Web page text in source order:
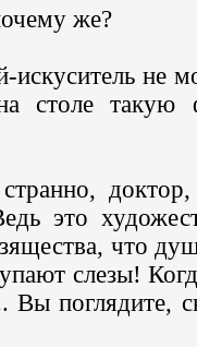
же?
не
столе такую
доктор,
это
что
слезы!
Вы поглядите,